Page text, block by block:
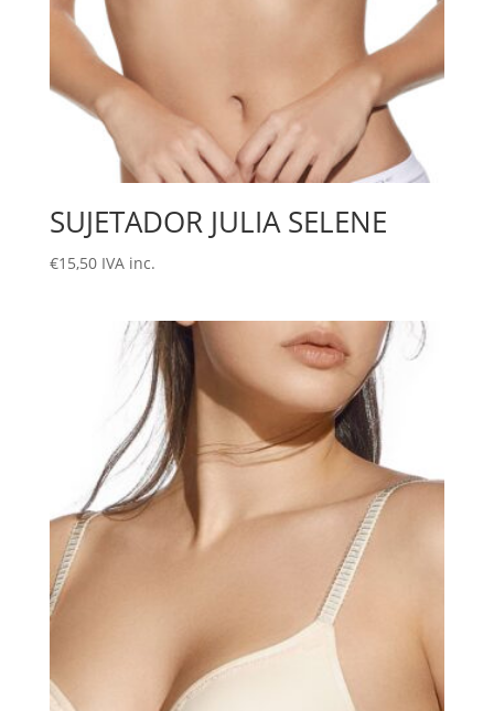
SUJETADOR JULIA SELENE
€15,50 IVA inc.